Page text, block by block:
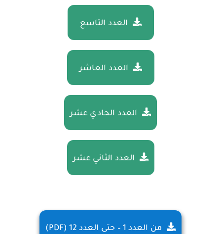
العدد التاسع
العدد العاشر
العدد الحادي عشر
العدد الثاني عشر
من العدد 1 – حتى العدد 12 (PDF)